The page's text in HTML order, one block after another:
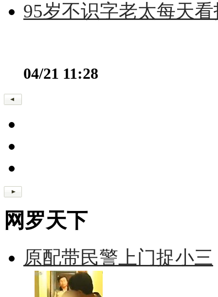
95岁不识字老太每天
04/21 11:28
网罗天下
原配带民警上门捉小三